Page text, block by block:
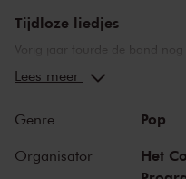
Tijdloze liedjes
Vorig jaar tourde de band nog
terug voor shows waarin
tijdloze liedjes die de band
radio, pers en publiek.
Lees meer
Genre Pop
Organisator
Het